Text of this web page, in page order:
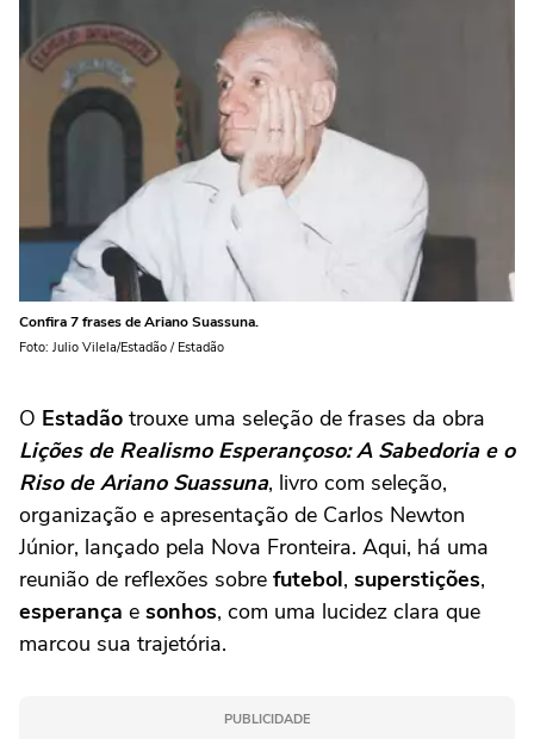
Confira 7 frases de Ariano Suassuna.
Foto: Julio Vilela/Estadão / Estadão
O Estadão trouxe uma seleção de frases da obra
Lições de Realismo Esperançoso: A Sabedoria e o
Riso de Ariano Suassuna, livro com seleção,
organização e apresentação de Carlos Newton
Júnior, lançado pela Nova Fronteira. Aqui, há uma
reunião de reflexões sobre futebol, superstições,
esperança e sonhos, com uma lucidez clara que
marcou sua trajetória.
PUBLICIDADE